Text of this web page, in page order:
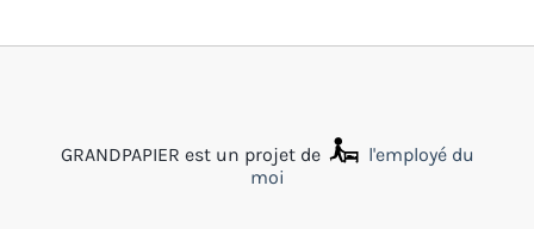
GRANDPAPIER est un projet de
l'employé du
moi